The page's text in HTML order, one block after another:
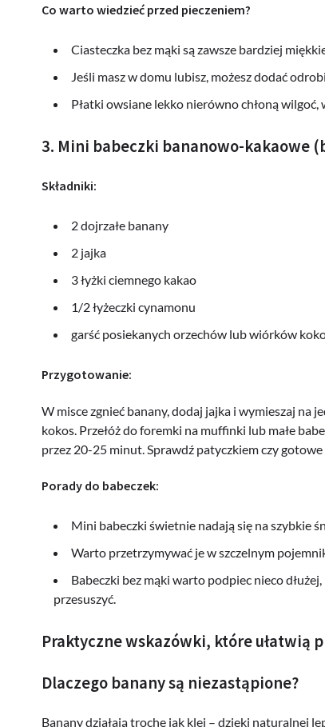
Co warto wiedzieć przed pieczeniem?
Ciasteczka bez mąki są zawsze bardziej
Jeśli masz w domu lubisz, możesz dodać
Płatki owsiane lekko nierówno chłoną
3. Mini babeczki bananowo-kakaowe
Składniki:
2 dojrzałe banany
2 jajka
3 łyżki ciemnego kakao
1/2 łyżeczki cynamonu
garść posiekanych orzechów lub wiórków
Przygotowanie:
W misce zgnieć banany, dodaj jajka i wymieszaj na
kokos. Przełóż do foremki na muffinki lub małe
przez 20-25 minut. Sprawdź patyczkiem czy
Porady do babeczek:
Mini babeczki świetnie nadają się na szybkie
Warto przetrzymywać je w szczelnym
Babeczki bez mąki warto podpiec nieco
przesuszyć.
Praktyczne wskazówki, które ułatwią
Dlaczego banany są niezastąpione?
Banany działają trochę jak klej – dzięki naturalnej